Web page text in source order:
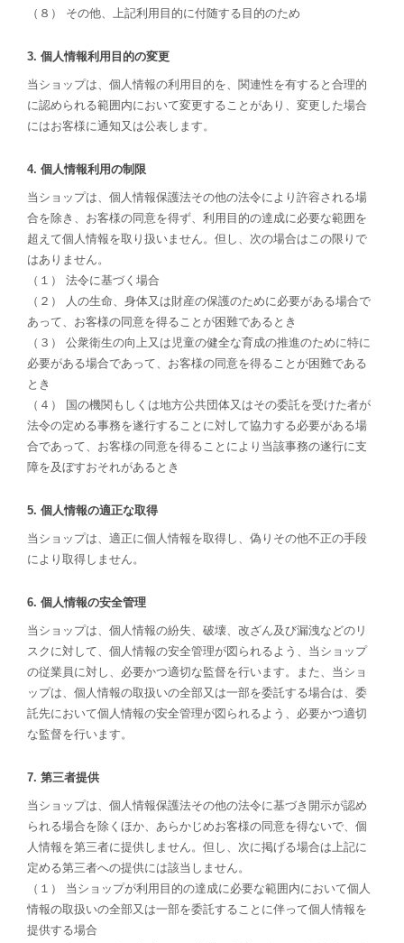
（８） その他、上記利用目的に付随する目的のため
3. 個人情報利用目的の変更
当ショップは、個人情報の利用目的を、関連性を有すると合理的
に認められる範囲内において変更することがあり、変更した場合
にはお客様に通知又は公表します。
4. 個人情報利用の制限
当ショップは、個人情報保護法その他の法令により許容される場
合を除き、お客様の同意を得ず、利用目的の達成に必要な範囲を
超えて個人情報を取り扱いません。但し、次の場合はこの限りで
はありません。
（１） 法令に基づく場合
（２） 人の生命、身体又は財産の保護のために必要がある場合で
あって、お客様の同意を得ることが困難であるとき
（３） 公衆衛生の向上又は児童の健全な育成の推進のために特に
必要がある場合であって、お客様の同意を得ることが困難である
とき
（４） 国の機関もしくは地方公共団体又はその委託を受けた者が
法令の定める事務を遂行することに対して協力する必要がある場
合であって、お客様の同意を得ることにより当該事務の遂行に支
障を及ぼすおそれがあるとき
5. 個人情報の適正な取得
当ショップは、適正に個人情報を取得し、偽りその他不正の手段
により取得しません。
6. 個人情報の安全管理
当ショップは、個人情報の紛失、破壊、改ざん及び漏洩などのリ
スクに対して、個人情報の安全管理が図られるよう、当ショップ
の従業員に対し、必要かつ適切な監督を行います。また、当ショ
ップは、個人情報の取扱いの全部又は一部を委託する場合は、委
託先において個人情報の安全管理が図られるよう、必要かつ適切
な監督を行います。
7. 第三者提供
当ショップは、個人情報保護法その他の法令に基づき開示が認め
られる場合を除くほか、あらかじめお客様の同意を得ないで、個
人情報を第三者に提供しません。但し、次に掲げる場合は上記に
定める第三者への提供には該当しません。
（１） 当ショップが利用目的の達成に必要な範囲内において個人
情報の取扱いの全部又は一部を委託することに伴って個人情報を
提供する場合